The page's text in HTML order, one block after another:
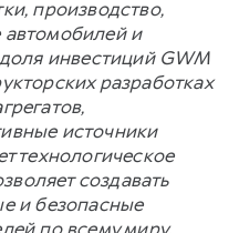
производство,
и
инвестиций GWM
разработках
источники
технологическое
создавать
и безопасные